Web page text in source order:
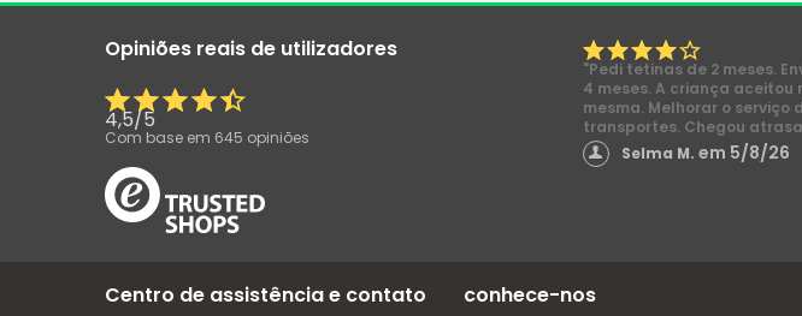
Opiniões reais de utilizadores
4,5/5
Com base em 645 opiniões
"Pedi tetinas de 2 meses.
4 meses. A criança aceitou
mesma. Melhorar o serviço
transportes. Chegou
Selma M. em 5/8/26
Centro de assistência e contato conhece-nos